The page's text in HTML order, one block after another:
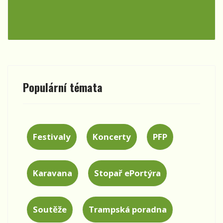
Populární témata
Festivaly Koncerty PFP
Karavana Stopař ePortýra
Soutěže Trampská poradna